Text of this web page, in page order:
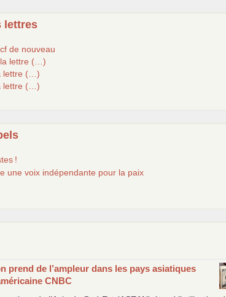
lettres
de nouveau
la lettre (…)
lettre (…)
lettre (…)
!
une voix indépendante pour la paix
prend de l’ampleur dans les pays asiatiques
CNBC